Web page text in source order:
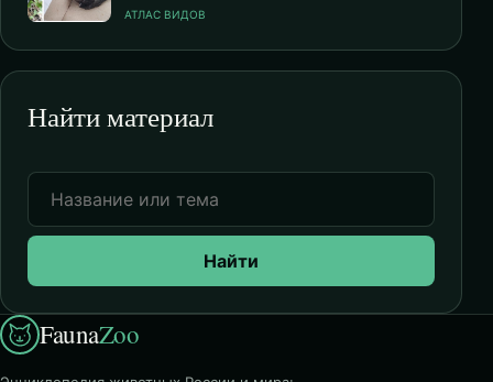
АТЛАС ВИДОВ
Найти материал
Найти
FaunaZoo